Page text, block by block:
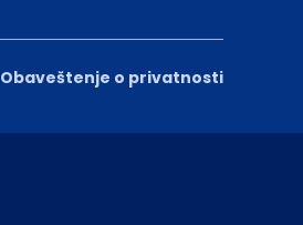
Obaveštenje o privatnosti